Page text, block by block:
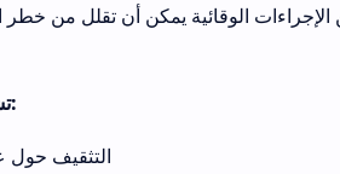
الإجراءات الوقائية يمكن أن تقلل من
تشمل التدابير الوقائية ما يلي:
التثقيف حول